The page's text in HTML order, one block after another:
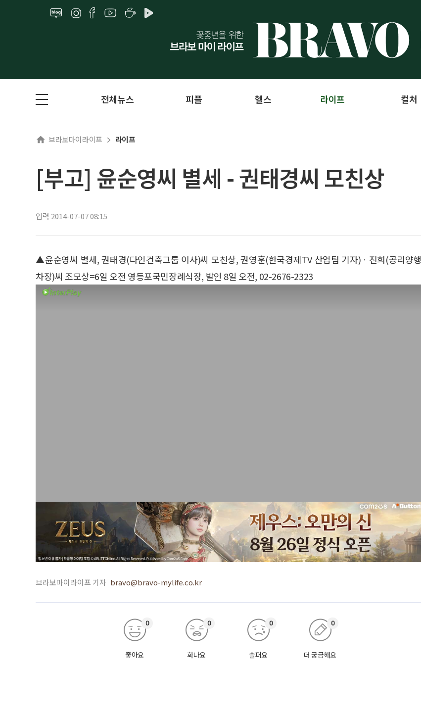
전체뉴스 피플 헬스 라이프 컬처
브라보마이라이프 라이프
[부고] 윤순영씨 별세 - 권태경씨 모친상
입력 2014-07-07 08:15
▲윤순영씨 별세, 권태경(다인건축그룹 이사)씨 모친상, 권영훈(한국경제TV 산업팀 기자)ㆍ진희(공리양행
차장)씨 조모상=6일 오전 영등포국민장례식장, 발인 8일 오전, 02-2676-2323
브라보마이라이프 기자 bravo@bravo-mylife.co.kr
좋아요
0
화나요
0
슬퍼요
0
더 궁금해요
0